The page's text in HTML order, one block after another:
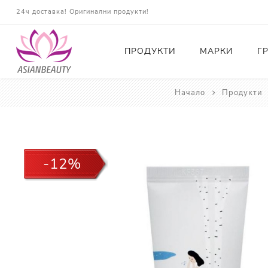
24ч доставка! Оригинални продукти!
ПРОДУКТИ
Околоочна грижа
Кремове и Хидратация
Слънцезащита
Комплекти
Карти за Подарък
МАРКИ
Начало Продукти
-12%